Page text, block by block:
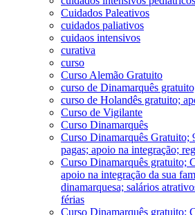
Cuidados Paleativos
cuidados paliativos
cuidaos intensivos
curativa
curso
Curso Alemão Gratuito
curso de Dinamarquês
curso de Holandês gratuito;
Curso de Vigilante
Curso Dinamarquês
Curso Dinamarquês Gratuito;
pagas; apoio na integração;
Curso Dinamarquês gratuito;
apoio na integração da sua
dinamarquesa; salários
férias
Curso Dinamarquês gratuito;